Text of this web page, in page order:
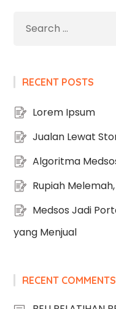
RECENT POSTS
Lorem Ipsum
Jualan Lewat
Algoritma
Rupiah
Medsos Jadi
yang Menjual
RECENT COMMENTS